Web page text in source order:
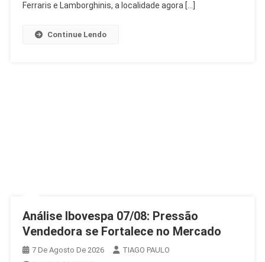
Ferraris e Lamborghinis, a localidade agora […]
Continue Lendo
Análise Ibovespa 07/08: Pressão
Vendedora se Fortalece no Mercado
7 De Agosto De 2026
TIAGO PAULO